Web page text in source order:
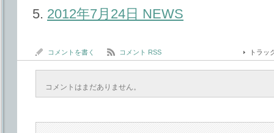
2012年7月24日 NEWS
コメントを書く コメント RSS トラ
コメントはまだありません。